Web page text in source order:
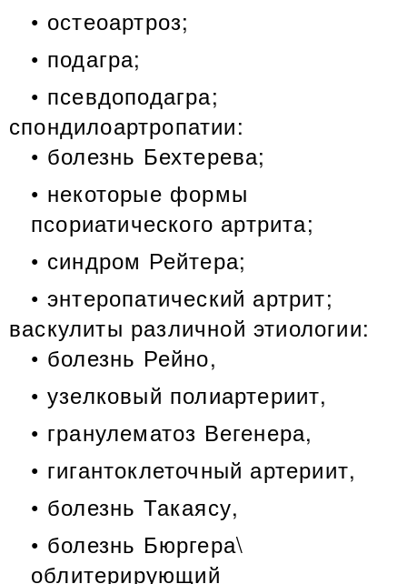
остеоартроз;
подагра;
псевдоподагра;
спондилоартропатии:
болезнь Бехтерева;
некоторые формы
псориатического артрита;
синдром Рейтера;
энтеропатический артрит;
васкулиты различной этиологии:
болезнь Рейно,
узелковый полиартериит,
гранулематоз Вегенера,
гигантоклеточный артериит,
болезнь Такаясу,
болезнь Бюргера\
облитерирующий